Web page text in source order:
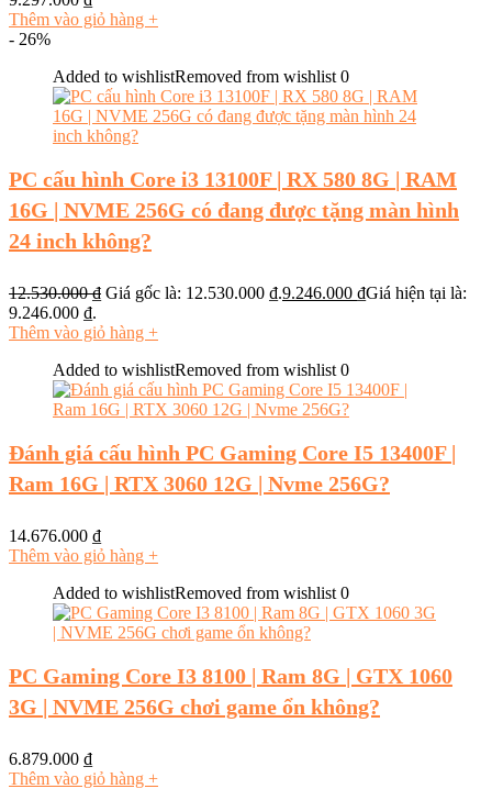
Thêm vào giỏ hàng +
- 26%
Added to wishlistRemoved from wishlist 0
PC cấu hình Core i3 13100F | RX 580 8G | RAM
16G | NVME 256G có đang được tặng màn hình
24 inch không?
12.530.000₫ Giá gốc là: 12.530.000 ₫.9.246.000 ₫Giá hiện tại là:
9.246.000 ₫.
Thêm vào giỏ hàng +
Added to wishlistRemoved from wishlist 0
Đánh giá cấu hình PC Gaming Core I5 13400F |
Ram 16G | RTX 3060 12G | Nvme 256G?
14.676.000 ₫
Thêm vào giỏ hàng +
Added to wishlistRemoved from wishlist 0
PC Gaming Core I3 8100 | Ram 8G | GTX 1060
3G | NVME 256G chơi game ổn không?
6.879.000 ₫
Thêm vào giỏ hàng +